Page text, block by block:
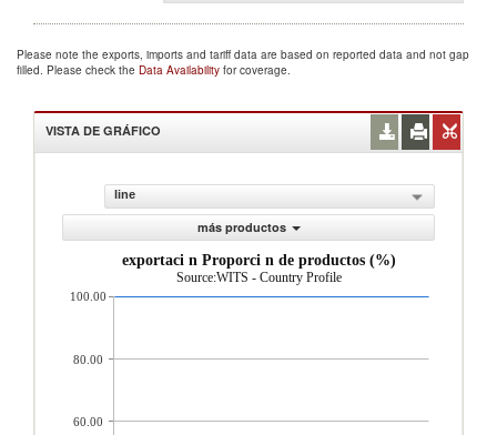
Please note the exports, imports and tariff data are based on reported data and not gap
filled. Please check the Data Availability for coverage.
VISTA DE GRÁFICO
line
más productos
exportaci n Proporci n de productos (%)
Source:WITS - Country Profile
100.00
80.00
60.00